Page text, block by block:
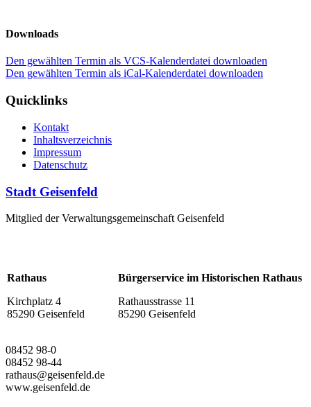
Downloads
Den gewählten Termin als VCS-Kalenderdatei downloaden
Den gewählten Termin als iCal-Kalenderdatei downloaden
Quicklinks
Kontakt
Inhaltsverzeichnis
Impressum
Datenschutz
Stadt Geisenfeld
Mitglied der Verwaltungsgemeinschaft Geisenfeld
Rathaus
Kirchplatz 4
85290 Geisenfeld
Bürgerservice im Historischen Rathaus
Rathausstrasse 11
85290 Geisenfeld
08452 98-0
08452 98-44
rathaus@geisenfeld.de
www.geisenfeld.de